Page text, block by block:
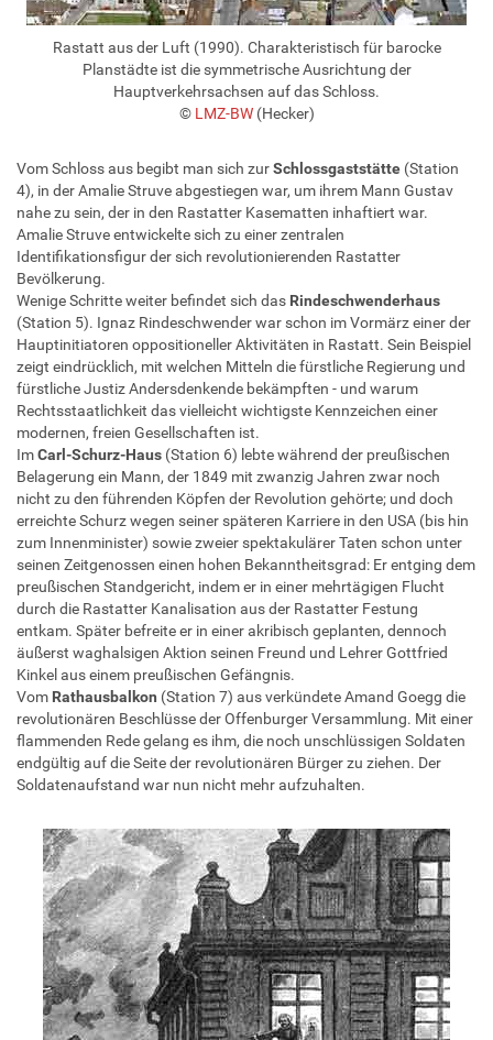
Rastatt aus der Luft (1990). Charakteristisch für barocke
Planstädte ist die symmetrische Ausrichtung der
Hauptverkehrsachsen auf das Schloss.
© LMZ-BW(Hecker)
Vom Schloss aus begibt man sich zurSchlossgaststätte (Station
4), in der Amalie Struve abgestiegen war, um ihrem Mann Gustav
nahe zu sein, der in den Rastatter Kasematten inhaftiert war.
Amalie Struve entwickelte sich zu einer zentralen
Identifikationsfigur der sich revolutionierenden Rastatter
Bevölkerung.
Wenige Schritte weiter befindet sich das Rindeschwenderhaus
(Station 5). Ignaz Rindeschwender war schon im Vormärz einer der
Hauptinitiatoren oppositioneller Aktivitäten in Rastatt. Sein Beispiel
zeigt eindrücklich, mit welchen Mitteln die fürstliche Regierung und
fürstliche Justiz Andersdenkende bekämpften - und warum
Rechtsstaatlichkeit das vielleicht wichtigste Kennzeichen einer
modernen, freien Gesellschaften ist.
ImCarl-Schurz-Haus (Station 6) lebte während der preußischen
Belagerung ein Mann, der 1849 mit zwanzig Jahren zwar noch
nicht zu den führenden Köpfen der Revolution gehörte; und doch
erreichte Schurz wegen seiner späteren Karriere in den USA (bis hin
zum Innenminister) sowie zweier spektakulärer Taten schon unter
seinen Zeitgenossen einen hohen Bekanntheitsgrad: Er entging dem
preußischen Standgericht, indem er in einer mehrtägigen Flucht
durch die Rastatter Kanalisation aus der Rastatter Festung
entkam. Später befreite er in einer akribisch geplanten, dennoch
äußerst waghalsigen Aktion seinen Freund und Lehrer Gottfried
Kinkel aus einem preußischen Gefängnis.
Vom Rathausbalkon (Station 7) aus verkündete Amand Goegg die
revolutionären Beschlüsse der Offenburger Versammlung. Mit einer
flammenden Rede gelang es ihm, die noch unschlüssigen Soldaten
endgültig auf die Seite der revolutionären Bürger zu ziehen. Der
Soldatenaufstand war nun nicht mehr aufzuhalten.